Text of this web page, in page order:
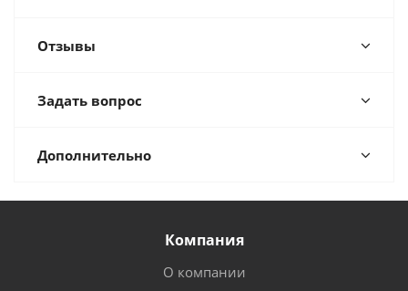
Отзывы
Задать вопрос
Дополнительно
Компания
О компании